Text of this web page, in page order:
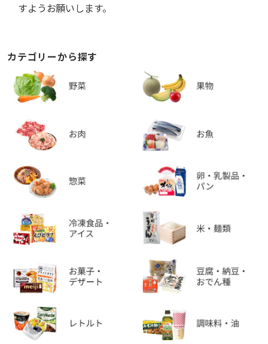
すようお願いします。
カテゴリーから探す